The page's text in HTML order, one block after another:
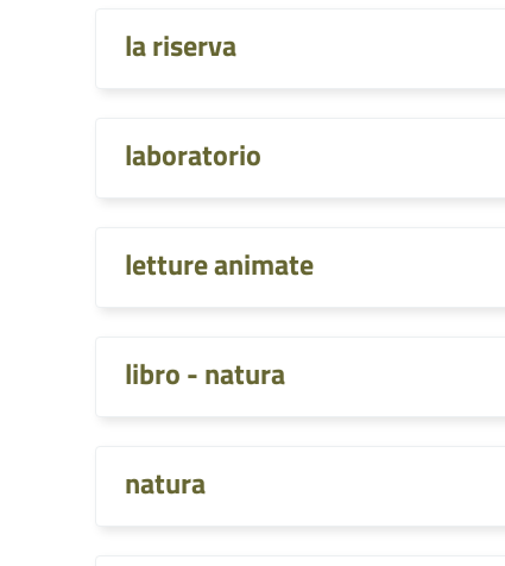
la riserva
laboratorio
letture animate
libro - natura
natura